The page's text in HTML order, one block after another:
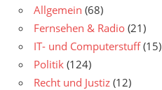
Allgemein (68)
Fernsehen & Radio (21)
IT- und Computerstuff(15)
Politik (124)
Recht und Justiz (12)